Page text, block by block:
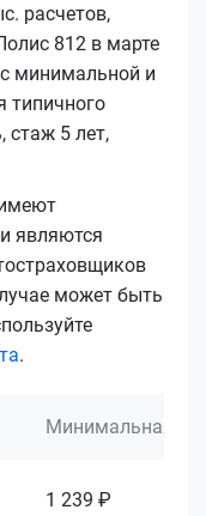
расчетов,
812 в марте
минимальной и
типичного
стаж 5 лет,
являются
может быть
.
Минимальная
1 239 ₽